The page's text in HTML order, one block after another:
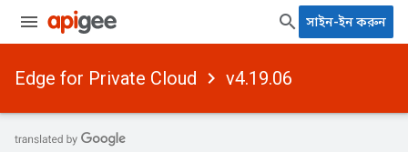
সাইন-ইন করুন
Edge for Private Cloud v4.19.06